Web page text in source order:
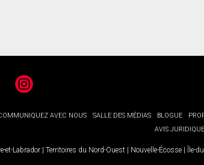
Instagram
AVEC NOUS SALLE DES MÉDIAS BLOGUE
AVIS JURIDIQUE
et-Labrador | Territoires du Nord-Ouest | Nouvelle-Écosse | Île-